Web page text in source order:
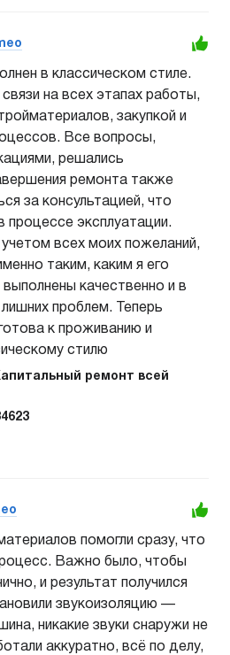
в классическом стиле.
на всех этапах работы,
закупкой и
Все вопросы,
решались
ремонта также
за консультацией, что
процессе эксплуатации.
всех моих пожеланий,
таким, каким я его
качественно и в
проблем. Теперь
к проживанию и
стилю
ремонт всей
помогли сразу, что
Важно было, чтобы
и результат получился
звукоизоляцию —
никакие звуки снаружи не
аккуратно, всё по делу,